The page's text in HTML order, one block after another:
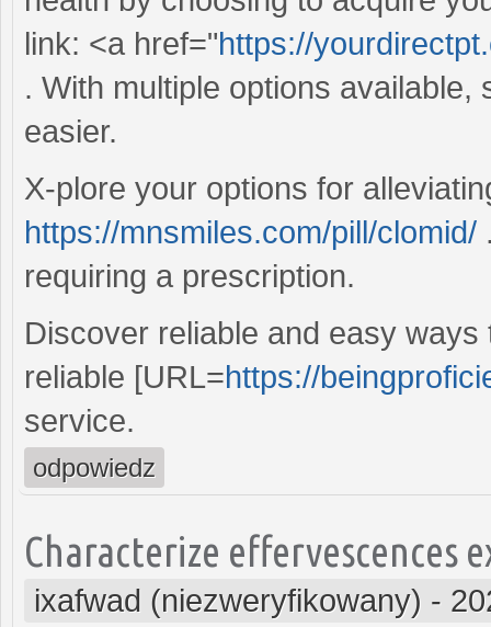
link: <a href="https://
. With multiple options
easier.
X-plore your options for
https://mnsmiles.com/pill/clomid/
requiring a prescription.
Discover reliable and easy
reliable [URL=https://
service.
odpowiedz
Characterize effervescences
ixafwad (niezweryfikowany) -